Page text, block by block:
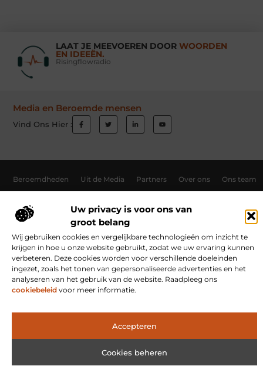
Uw privacy is voor ons van
groot belang
Wij gebruiken cookies en vergelijkbare technologieën om inzicht te
krijgen in hoe u onze website gebruikt, zodat we uw ervaring kunnen
verbeteren. Deze cookies worden voor verschillende doeleinden
ingezet, zoals het tonen van gepersonaliseerde advertenties en het
analyseren van het gebruik van de website. Raadpleeg ons
cookiebeleid voor meer informatie.
Accepteren
Cookies beheren
LAAT JE MEEVOEREN DOOR WOORDEN
EN IDEEËN.
Risingflowradio
Media en Beroemde mensen
Vind Ons Hier :
Beroemdheden Uit de Media Partners Over ons Ons team
Goede Links Inkopen: Hoe Jij Jouw Website Autoriteit Geeft
Inkomsten Genereren met Jouw Website: Ontdek Hoe Jij Online Verdient
All Rights Reserved © 2025
www.risingflowradio.nl.